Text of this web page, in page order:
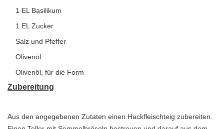
1 EL Basilikum
1 EL Zucker
Salz und Pfeffer
Olivenöl
Olivenöl, für die Form
Zubereitung
Aus den angegebenen Zutaten einen Hackfleischteig zubereiten.